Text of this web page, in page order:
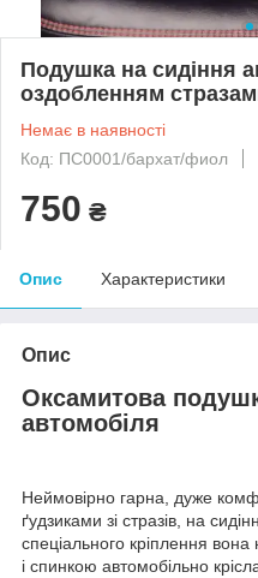
Подушка на сидіння
оздобленням
Немає в наявності
Код: ПС0001/бархат/фиол
750 ₴
Опис Характеристики
Опис
Оксамитова
автомобіля
Неймовірно гарна, дуже
ґудзиками зі стразів, на
спеціального кріплення вона
і спинкою автомобільно